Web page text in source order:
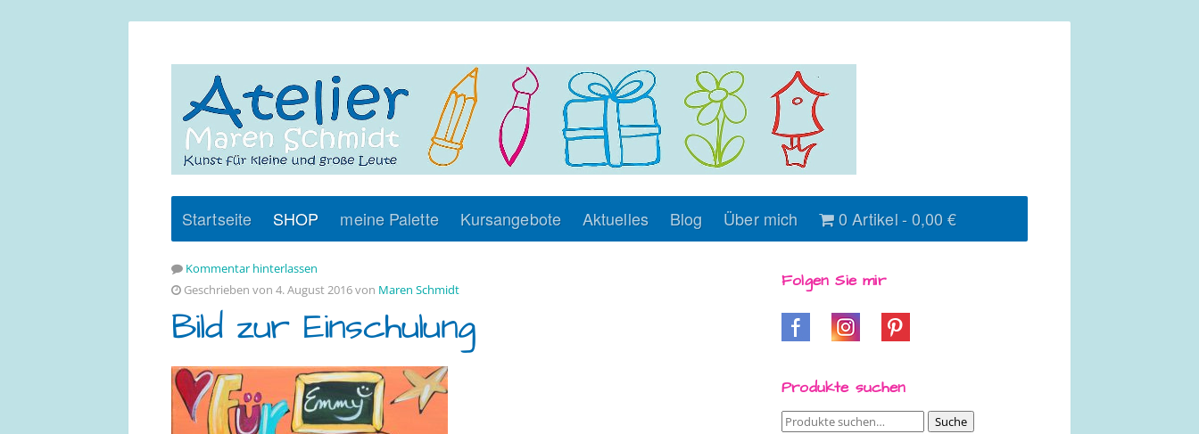
Startseite SHOP meine Palette Kursangebote Aktuelles Blog Über mich 0 Artikel 0,00 €
Kommentar hinterlassen
Geschrieben von 4. August 2016 von Maren Schmidt
Bild zur Einschulung
Folgen Sie mir
Produkte suchen
Suche
Suche